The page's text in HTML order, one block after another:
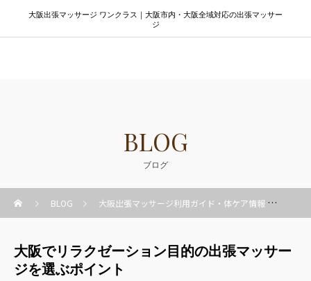
大阪出張マッサージ ワンクラス｜大阪市内・大阪全域対応の出張マッサー
ジ
BLOG
ブログ
BLOG 大阪出張マッサージ利用ガイド・体ケア情報
大阪でリラクゼーション目的の出張マッサー
ジを選ぶポイント